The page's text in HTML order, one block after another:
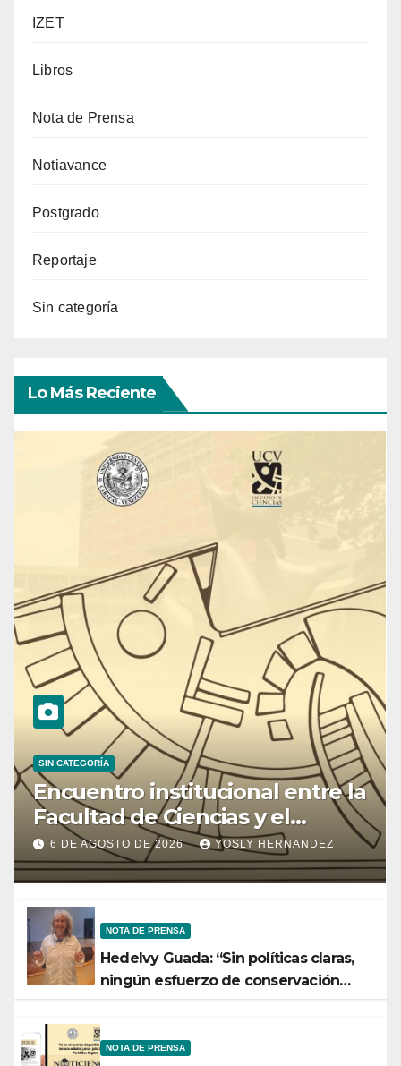
IZET
Libros
Nota de Prensa
Notiavance
Postgrado
Reportaje
Sin categoría
Lo Más Reciente
SIN CATEGORÍA
Encuentro institucional entre la
Facultad de Ciencias y el
Ministerio de Ciencia y
Tecnología
6 DE AGOSTO DE 2026 YOSLY HERNANDEZ
NOTA DE PRENSA
Hedelvy Guada: “Sin políticas claras,
ningún esfuerzo de conservación
NOTA DE PRENSA